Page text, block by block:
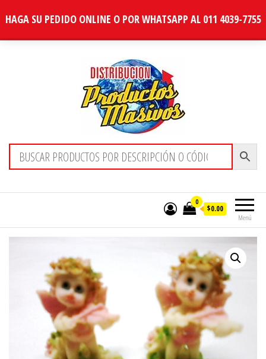
HAGA SU PEDIDO ONLINE O POR WHATSAPP AL 011 4039-7755
Distribucion Masiva
Menú
0
$0.00